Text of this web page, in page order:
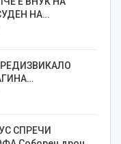
НА…
СПРЕЧИ